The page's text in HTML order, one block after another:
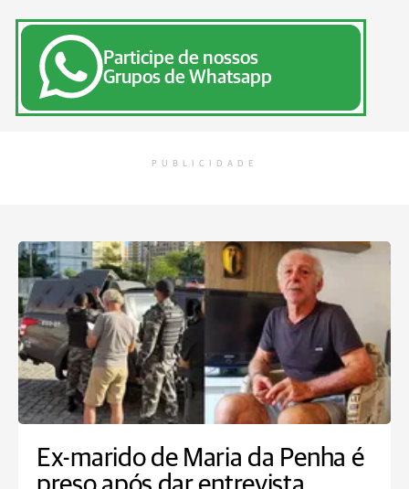
Participe de nossos
Grupos de Whatsapp
PUBLICIDADE
Ex-marido de Maria da Penha é